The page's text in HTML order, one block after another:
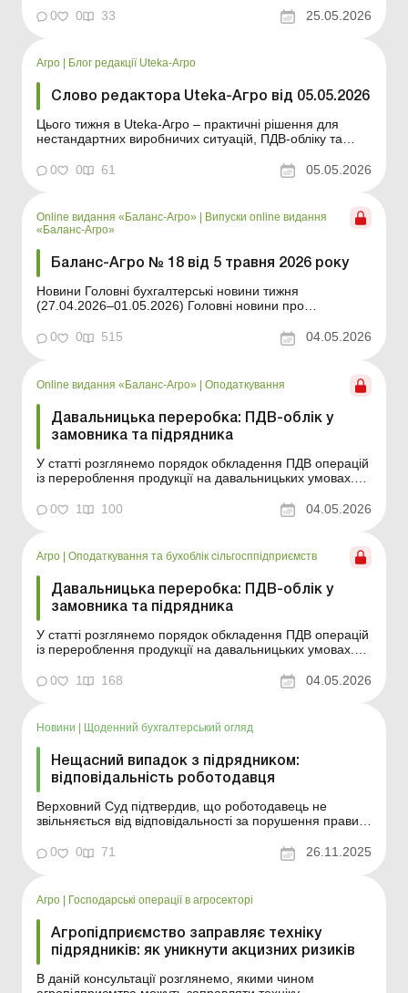
0 0 33 25.05.2026
Агро Блог редакції Uteka-Агро
Слово редактора Uteka-Агро від 05.05.2026
Цього тижня в Uteka-Агро – практичні рішення для
нестандартних виробничих ситуацій, ПДВ-обліку та
посівну не проведено, як працює давальницька
переробка з погляду ПДВ, коли можливі перевірки
собівартості...
0 0 61 05.05.2026
Online видання «Баланс-Агро»
Випуски online видання
«Баланс-Агро»
Баланс-Агро № 18 від 5 травня 2026 року
Новини Головні бухгалтерські новини тижня
(27.04.2026–01.05.2026) Головні новини про
щодня Зміст номеру Земельні відносини
Читати Індексація платежів у разі викупу земельної
0 0 515 04.05.2026
Online видання «Баланс-Агро» | Оподаткування
Давальницька переробка: ПДВ-облік у
замовника та підрядника
У статті розглянемо порядок обкладення ПДВ операцій
із перероблення продукції на давальницьких умовах.
перероблення продукції на давальницьких умовах є
одним із найпоширеніших інструментів організації
0 1 100 04.05.2026
Агро Оподаткування та бухоблік сільгосппідприємств
Давальницька переробка: ПДВ-облік у
замовника та підрядника
У статті розглянемо порядок обкладення ПДВ операцій
із перероблення продукції на давальницьких умовах.
умовах є одним із найпоширеніших інструментів
організації виробництва в аграрному секторі. За
сир...
0 1 168 04.05.2026
Новини Щоденний бухгалтерський огляд
Нещасний випадок з підрядником:
відповідальність роботодавця
Верховний Суд підтвердив, що роботодавець не
звільняється від відповідальності за порушення правил
небезпекою залучає підрядника без відповідних
дозволів, навчання та медичного огляду. Огляд
підприємст...
0 0 71 26.11.2025
Агро | Господарські операції в агросекторі
Агропідприємство заправляє техніку
підрядників: як уникнути акцизних ризиків
В даній консультації розглянемо, якими чином